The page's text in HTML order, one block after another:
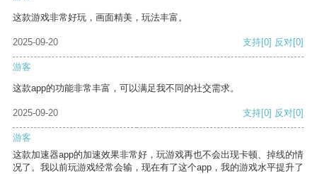
这款游戏非常好玩，画面精美，玩法丰富。
2025-09-20 支持[0] 反对[0]
游客
这款app的功能非常丰富，可以满足我不同的社交需求。
2025-09-20 支持[0] 反对[0]
游客
这款加速器app的加速效果非常好，玩游戏再也不会出现卡顿、掉线的情
况了。我以前玩游戏经常会输，现在有了这个app，我的游戏水平提升了